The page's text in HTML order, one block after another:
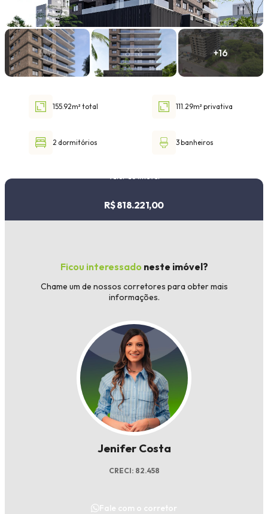
Faixa de valor
30.000,00até1.000.000,00 ou +
155.92m² total 111.29m² privativa
2 dormitórios 3 banheiros
R$ 818.221,00
Ficou interessado neste imóvel?
Chame um de nossos corretores para obter mais
informações.
Jenifer Costa
CRECI: 82.458
Fale com o corretor